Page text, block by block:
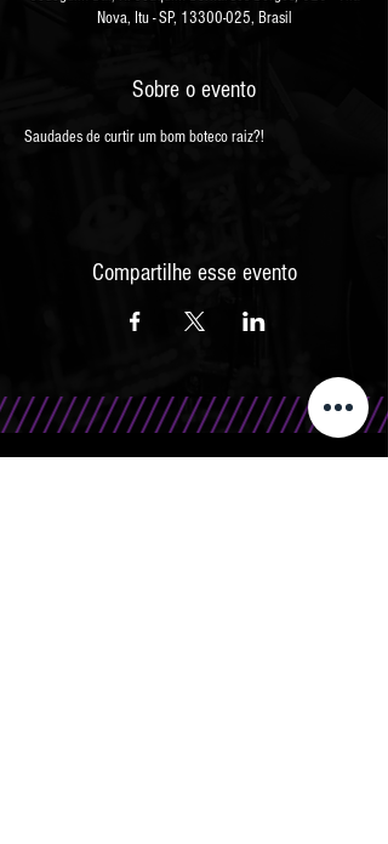
Nova, Itu - SP, 13300-025, Brasil
Sobre o evento
Saudades de curtir um bom boteco raiz?!
Compartilhe esse evento